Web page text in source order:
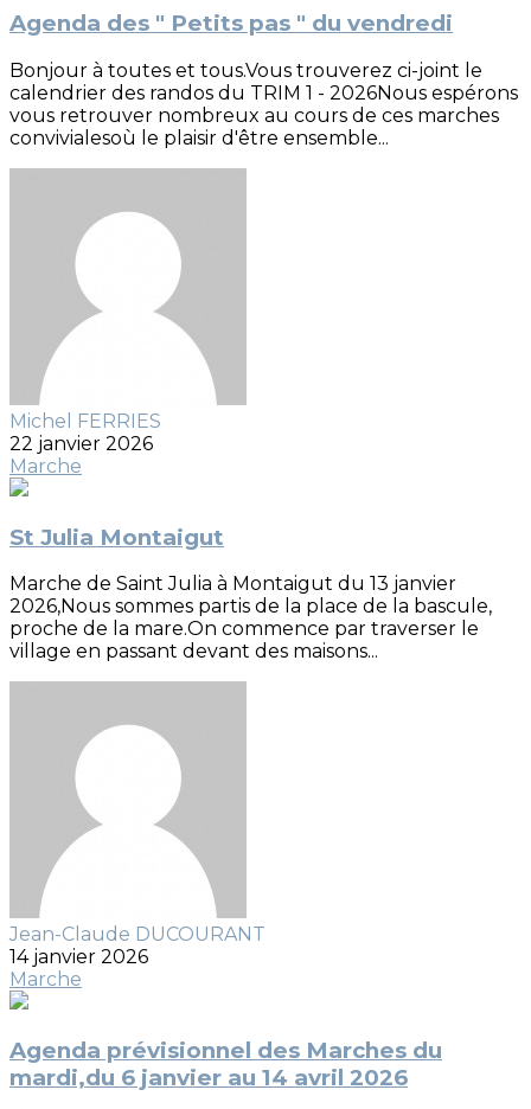
Agenda des " Petits pas " du vendredi
Bonjour à toutes et tous.Vous trouverez ci-joint le
calendrier des randos du TRIM 1 - 2026Nous espérons
vous retrouver nombreux au cours de ces marches
convivialesoù le plaisir d'être ensemble...
Michel FERRIES
22 janvier 2026
Marche
St Julia Montaigut
Marche de Saint Julia à Montaigut du 13 janvier
2026,Nous sommes partis de la place de la bascule,
proche de la mare.On commence par traverser le
village en passant devant des maisons...
Jean-Claude DUCOURANT
14 janvier 2026
Marche
Agenda prévisionnel des Marches du
mardi,du 6 janvier au 14 avril 2026